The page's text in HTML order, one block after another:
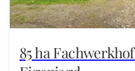
85 ha